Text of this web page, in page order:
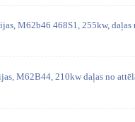
M62b46 468S1, 255kw, daļas
M62B44, 210kw daļas no